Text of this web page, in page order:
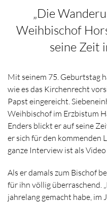
„Die
Weihbischof
seine Zeit
Mit seinem 75. Geburtstag
wie es das Kirchenrecht
Papst eingereicht.
Weihbischof im Erzbistum
Enders blickt er auf seine
er sich für den kommenden
ganze Interview ist als Video
Als er damals zum Bischof
für ihn völlig überraschend.
jahrelang gemacht habe, im